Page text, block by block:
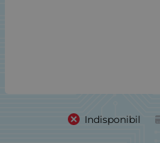
Indisponibil